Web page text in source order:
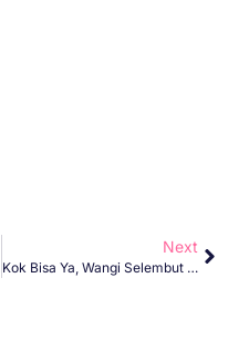
Next
Kok Bisa Ya, Wangi Selembut Ini Tetap Tahan Lama?